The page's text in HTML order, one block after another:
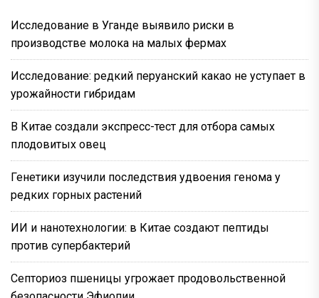
Исследование в Уганде выявило риски в
производстве молока на малых фермах
Исследование: редкий перуанский какао не уступает в
урожайности гибридам
В Китае создали экспресс-тест для отбора самых
плодовитых овец
Генетики изучили последствия удвоения генома у
редких горных растений
ИИ и нанотехнологии: в Китае создают пептиды
против супербактерий
Септориоз пшеницы угрожает продовольственной